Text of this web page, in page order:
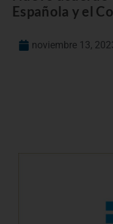
Española y el
noviembre 13,